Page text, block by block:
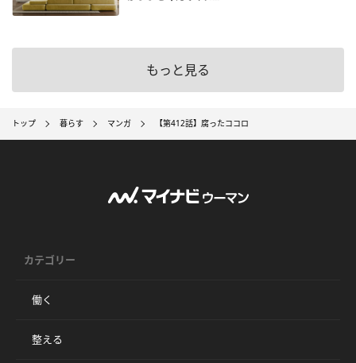
もっと見る
トップ 暮らす マンガ 【第412話】腐ったココロ
カテゴリー
働く
整える